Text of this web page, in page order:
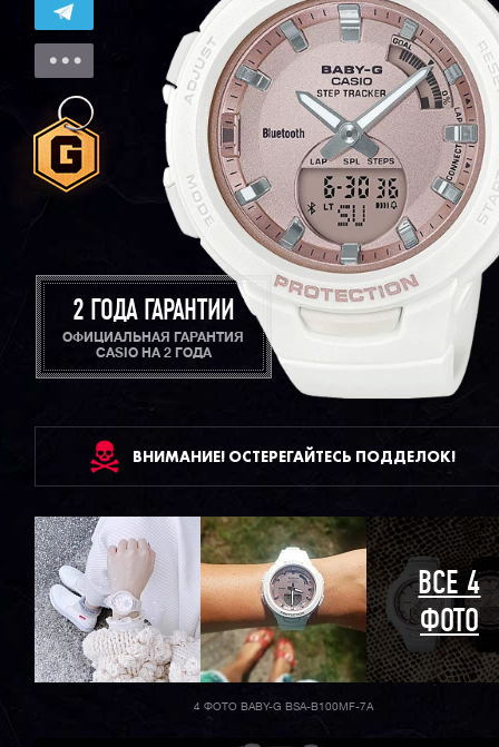
2 ГОДА ГАРАНТИИ
ОФИЦИАЛЬНАЯ ГАРАНТИЯ
CASIO НА 2 ГОДА
ВНИМАНИЕ! ОСТЕРЕГАЙТЕСЬ ПОДДЕЛОК!
ВСЕ 4
ФОТО
4 ФОТО BABY-G BSA-B100MF-7A